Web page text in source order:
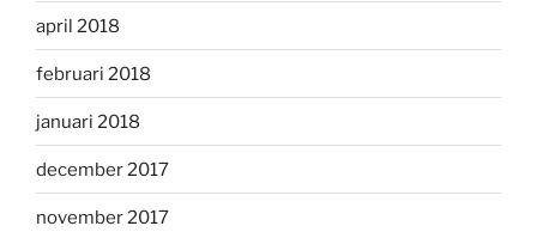
april 2018
februari 2018
januari 2018
december 2017
november 2017